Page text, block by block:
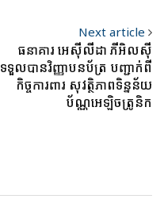
Next article
ធនាគារ អេស៊ីលីដា ភីអិលស៊ី
ទទួលបានវិញ្ញាបនប័ត្រ បញ្ជាក់ពី
កិច្ចការពារ សុវត្ថិភាពទិន្នន័យ
ប័ណ្ណអេឡិចត្រូនិក